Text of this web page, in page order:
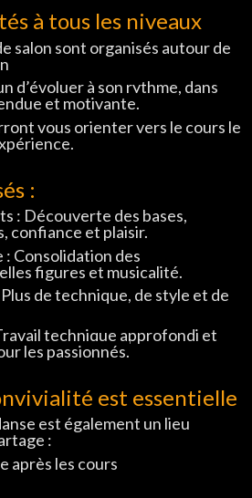
à tous les niveaux
salon sont organisés autour de
d’évoluer à son rythme, dans
et motivante.
vous orienter vers le cours le
:
: Découverte des bases,
confiance et plaisir.
: Consolidation des
figures et musicalité.
Plus detechnique, de style et de
technique approfondi et
les passionnés.
est essentielle
est également un lieu
:
après les cours